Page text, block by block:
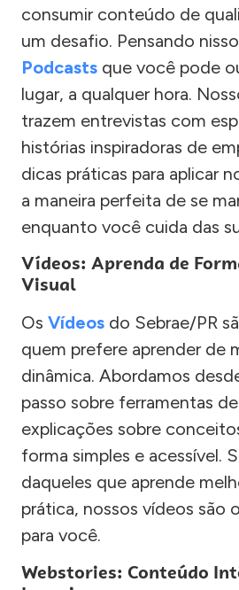
consumir conteúdo de
um desafio. Pensando
Podcasts que você pode
lugar, a qualquer hora.
trazem entrevistas com
histórias inspiradoras de
dicas práticas para aplicar
a maneira perfeita de se
enquanto você cuida das
Vídeos: Aprenda de
Visual
Os Vídeos do Sebrae/PR
quem prefere aprender de
dinâmica. Abordamos
passo sobre ferramentas
explicações sobre
forma simples e acessível.
daqueles que aprende
prática, nossos vídeos são
para você.
Webstories: Conteúdo